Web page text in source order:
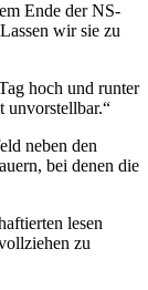
Ende der NS-
wir sie zu
hoch und runter
unvorstellbar.“
neben den
bei denen die
lesen
zu